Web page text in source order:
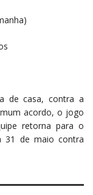
de casa, contra a
acordo, o jogo
retorna para o
31 de maio contra